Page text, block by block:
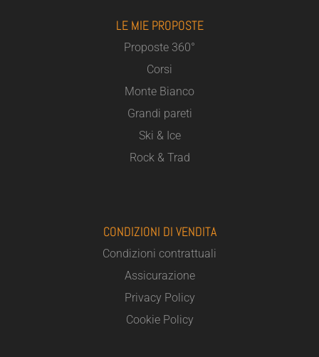
LE MIE PROPOSTE
Proposte 360°
Corsi
Monte Bianco
Grandi pareti
Ski & Ice
Rock & Trad
CONDIZIONI DI VENDITA
Condizioni contrattuali
Assicurazione
Privacy Policy
Cookie Policy